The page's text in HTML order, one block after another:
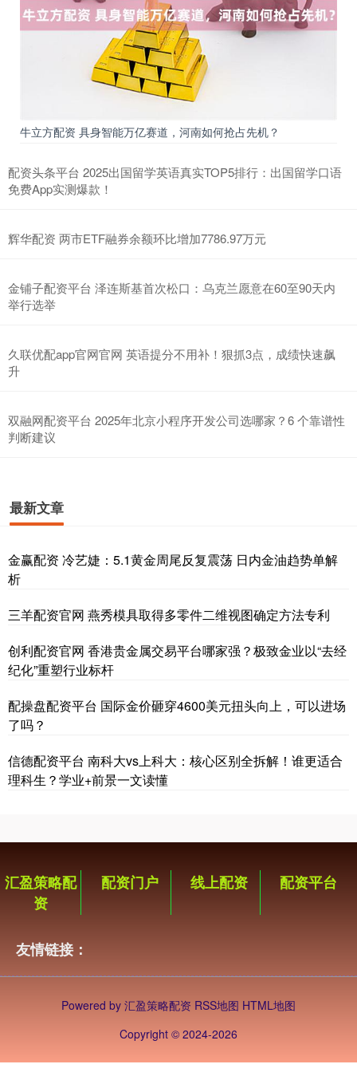
牛立方配资 具身智能万亿赛道，河南如何抢占先机？
配资头条平台 2025出国留学英语真实TOP5排行：出国留学口语
免费App实测爆款！
辉华配资 两市ETF融券余额环比增加7786.97万元
金铺子配资平台 泽连斯基首次松口：乌克兰愿意在60至90天内
举行选举
久联优配app官网官网 英语提分不用补！狠抓3点，成绩快速飙
升
双融网配资平台 2025年北京小程序开发公司选哪家？6 个靠谱性
判断建议
最新文章
金赢配资 冷艺婕：5.1黄金周尾反复震荡 日内金油趋势单解
析
三羊配资官网 燕秀模具取得多零件二维视图确定方法专利
创利配资官网 香港贵金属交易平台哪家强？极致金业以“去经
纪化”重塑行业标杆
配操盘配资平台 国际金价砸穿4600美元扭头向上，可以进场
了吗？
信德配资平台 南科大vs上科大：核心区别全拆解！谁更适合
理科生？学业+前景一文读懂
汇盈策略配
资
配资门户 线上配资 配资平台
友情链接：
Powered by 汇盈策略配资 RSS地图 HTML地图
Copyright © 2024-2026